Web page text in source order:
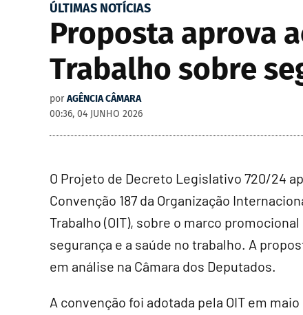
ÚLTIMAS NOTÍCIAS
Proposta aprova
Trabalho sobre
por AGÊNCIA CÂMARA
00:36, 04 JUNHO 2026
O Projeto de Decreto Legislativo 720/24
Convenção 187 da Organização
Trabalho (OIT), sobre o marco promocional
segurança e a saúde no trabalho. A
em análise na Câmara dos Deputados.
A convenção foi adotada pela OIT em